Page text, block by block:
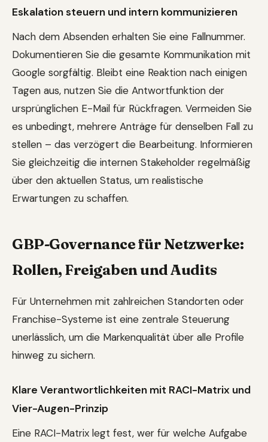
Eskalation steuern und intern kommunizieren
Nach dem Absenden erhalten Sie eine Fallnummer.
Dokumentieren Sie die gesamte Kommunikation mit
Google sorgfältig. Bleibt eine Reaktion nach einigen
Tagen aus, nutzen Sie die Antwortfunktion der
ursprünglichen E-Mail für Rückfragen. Vermeiden Sie
es unbedingt, mehrere Anträge für denselben Fall zu
stellen – das verzögert die Bearbeitung. Informieren
Sie gleichzeitig die internen Stakeholder regelmäßig
über den aktuellen Status, um realistische
Erwartungen zu schaffen.
GBP-Governance für Netzwerke:
Rollen, Freigaben und Audits
Für Unternehmen mit zahlreichen Standorten oder
Franchise-Systeme ist eine zentrale Steuerung
unerlässlich, um die Markenqualität über alle Profile
hinweg zu sichern.
Klare Verantwortlichkeiten mit RACI-Matrix und
Vier-Augen-Prinzip
Eine RACI-Matrix legt fest, wer für welche Aufgabe